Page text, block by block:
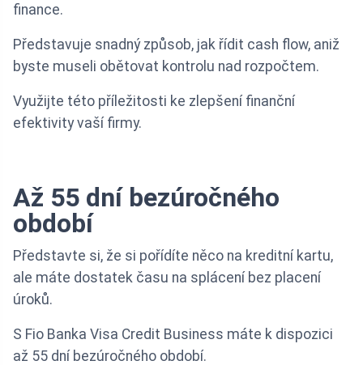
finance.
Představuje snadný způsob, jak řídit cash flow, aniž
byste museli obětovat kontrolu nad rozpočtem.
Využijte této příležitosti ke zlepšení finanční
efektivity vaší firmy.
Až 55 dní bezúročného
období
Představte si, že si pořídíte něco na kreditní kartu,
ale máte dostatek času na splácení bez placení
úroků.
S Fio Banka Visa Credit Business máte k dispozici
až 55 dní bezúročného období.